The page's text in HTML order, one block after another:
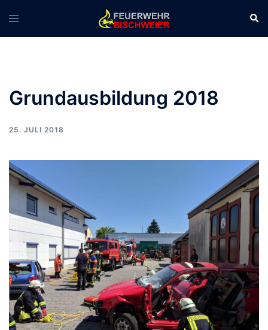
Inhalt
springen
Menü
Grundausbildung 2018
25. JULI 2018